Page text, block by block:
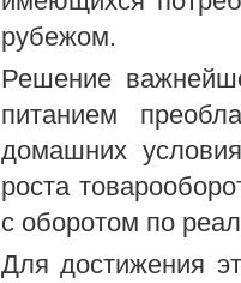
рубежом.
Решение
питанием
домашних
роста
с оборотом по
Для достижения